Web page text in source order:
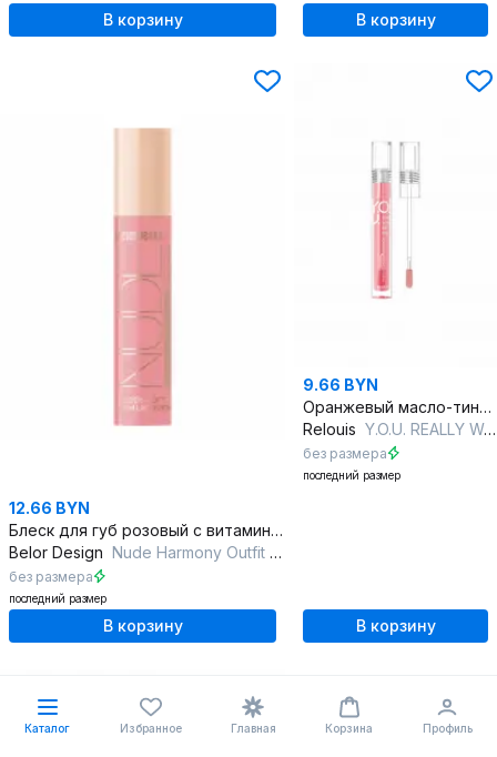
В корзину В корзину
12.66 BYN
Блеск для губ розовый с витамином Е и ультрасиянием
Belor Design Nude Harmony Outfit Lip тон 21 Primrose
без размера
последний размер
В корзину
9.66 BYN
Оранжевый масло-тинт для губ с нежным стойким оттенком
Relouis Y.O.U. REALLY WANTED 02 WANTED FEMINITY
без размера
последний размер
В корзину
Каталог Избранное Главная Корзина Профиль